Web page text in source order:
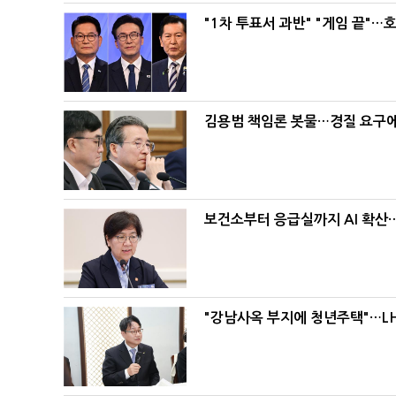
"1차 투표서 과반" "게임 끝"…
김용범 책임론 봇물…경질 요구
보건소부터 응급실까지 AI 확산
"강남사옥 부지에 청년주택